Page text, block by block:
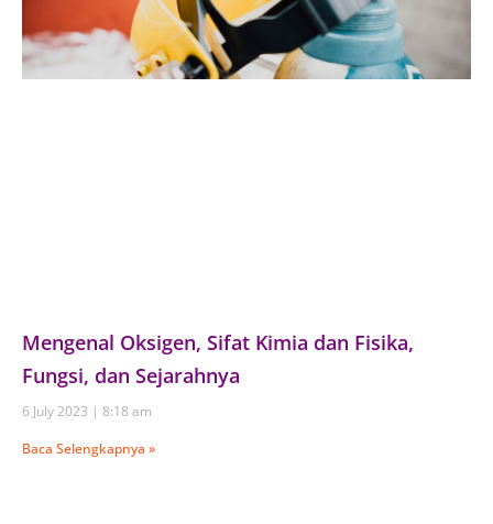
Mengenal Oksigen, Sifat Kimia dan Fisika,
Fungsi, dan Sejarahnya
6 July 2023
8:18 am
Baca Selengkapnya »